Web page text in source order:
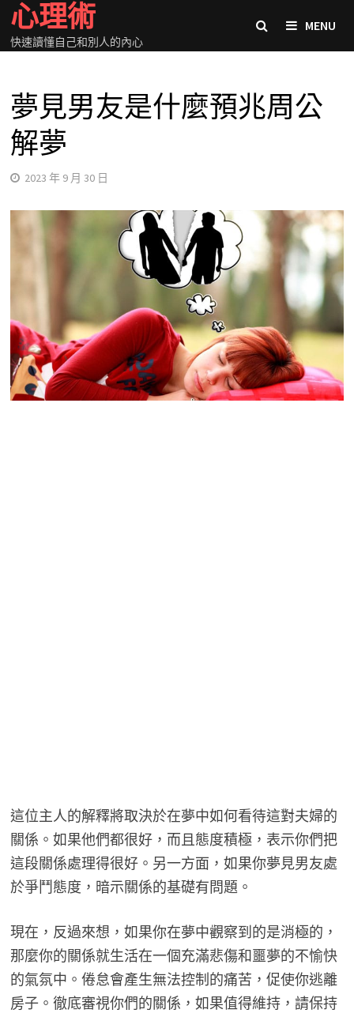
Skip
content
心理術
快速讀懂自己和別人的內心
MENU
夢見男友是什麼預兆周公
解夢
2023 年 9 月 30 日
這位主人的解釋將取決於在夢中如何看待這對夫婦的
關係。如果他們都很好，而且態度積極，表示你們把
這段關係處理得很好。另一方面，如果你夢見男友處
於爭鬥態度，暗示關係的基礎有問題。
現在，反過來想，如果你在夢中觀察到的是消極的，
那麼你的關係就生活在一個充滿悲傷和噩夢的不愉快
的氣氛中。倦怠會產生無法控制的痛苦，促使你逃離
房子。徹底審視你們的關係，如果值得維持，請保持